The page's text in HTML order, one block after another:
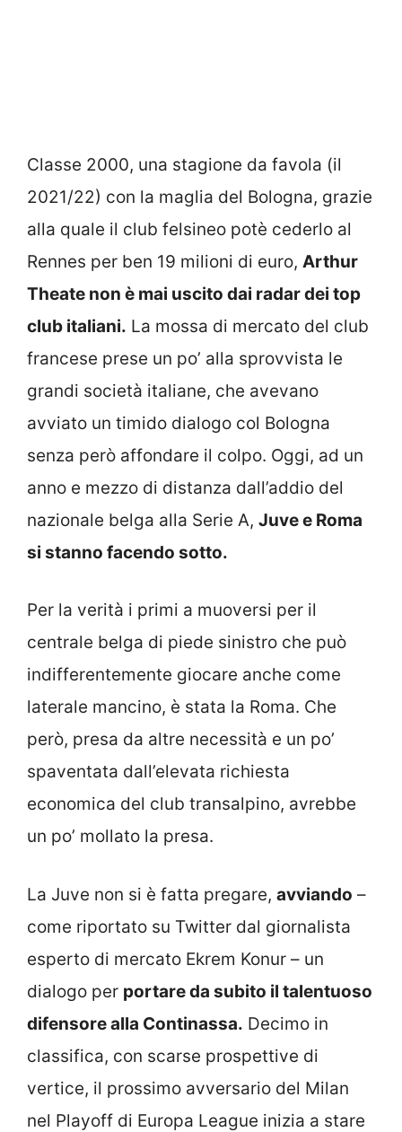
Classe 2000, una stagione da favola (il
2021/22) con la maglia del Bologna, grazie
alla quale il club felsineo potè cederlo al
Rennes per ben 19 milioni di euro, Arthur
Theate non è mai uscito dai radar dei top
club italiani. La mossa di mercato del club
francese prese un po’ alla sprovvista le
grandi società italiane, che avevano
avviato un timido dialogo col Bologna
senza però affondare il colpo. Oggi, ad un
anno e mezzo di distanza dall’addio del
nazionale belga alla Serie A, Juve e Roma
si stanno facendo sotto.
Per la verità i primi a muoversi per il
centrale belga di piede sinistro che può
indifferentemente giocare anche come
laterale mancino, è stata la Roma. Che
però, presa da altre necessità e un po’
spaventata dall’elevata richiesta
economica del club transalpino, avrebbe
un po’ mollato la presa.
La Juve non si è fatta pregare, avviando –
come riportato su Twitter dal giornalista
esperto di mercato Ekrem Konur – un
dialogo per portare da subito il talentuoso
difensore alla Continassa. Decimo in
classifica, con scarse prospettive di
vertice, il prossimo avversario del Milan
nel Playoff di Europa League inizia a stare